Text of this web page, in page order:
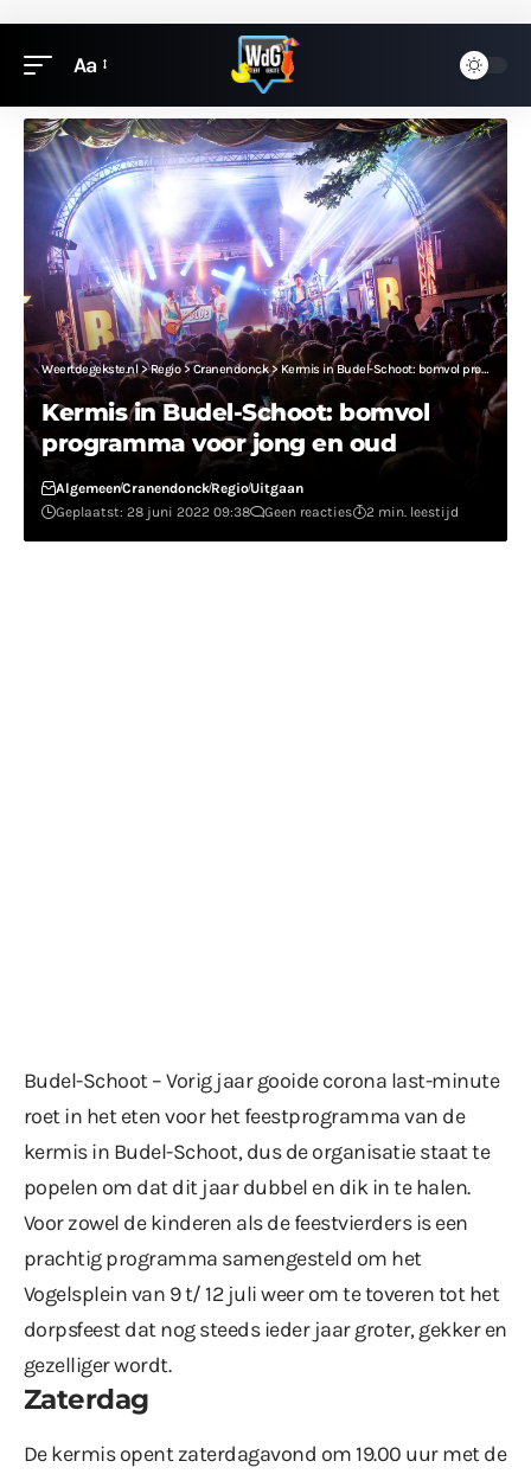
Aa
Weertdegekste.nl>Regio>Cranendonck>Kermis in Budel-Schoot: bomvol programma voor jong en oud
Kermis in Budel-Schoot: bomvol
programma voor jong en oud
AlgemeenCranendonckRegioUitgaan
Geplaatst: 28 juni 2022 09:38
Geen reacties 2 min. leestijd
Budel-Schoot – Vorig jaar gooide corona last-minute
roet in het eten voor het feestprogramma van de
kermis in Budel-Schoot, dus de organisatie staat te
popelen om dat dit jaar dubbel en dik in te halen.
Voor zowel de kinderen als de feestvierders is een
prachtig programma samengesteld om het
Vogelsplein van 9 t/ 12 juli weer om te toveren tot het
dorpsfeest dat nog steeds ieder jaar groter, gekker en
gezelliger wordt.
Zaterdag
De kermis opent zaterdagavond om 19.00 uur met de